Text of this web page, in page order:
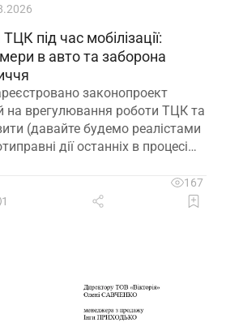
під час мобілізації:
в авто та заборона
законопроект
на врегулювання роботи ТЦК та
(давайте будемо реалістами
дії останніх в процесі
167
1